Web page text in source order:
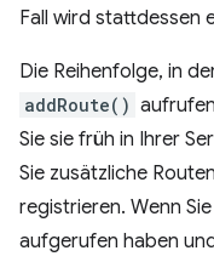
Fall wird stattdessen
Die Reihenfolge, in
addRoute()
Sie sie früh in Ihrer
Sie zusätzliche
registrieren. Wenn
aufgerufen haben